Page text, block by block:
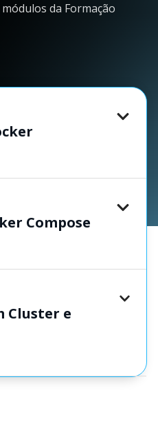
da Formação
Compose
Cluster e